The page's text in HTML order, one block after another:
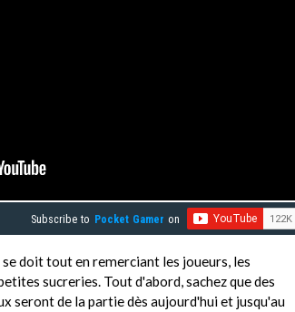
Subscribe to Pocket Gamer on
doit tout en remerciant les joueurs, les
sucreries. Tout d'abord, sachez que des
seront de la partie dès aujourd'hui et jusqu'au